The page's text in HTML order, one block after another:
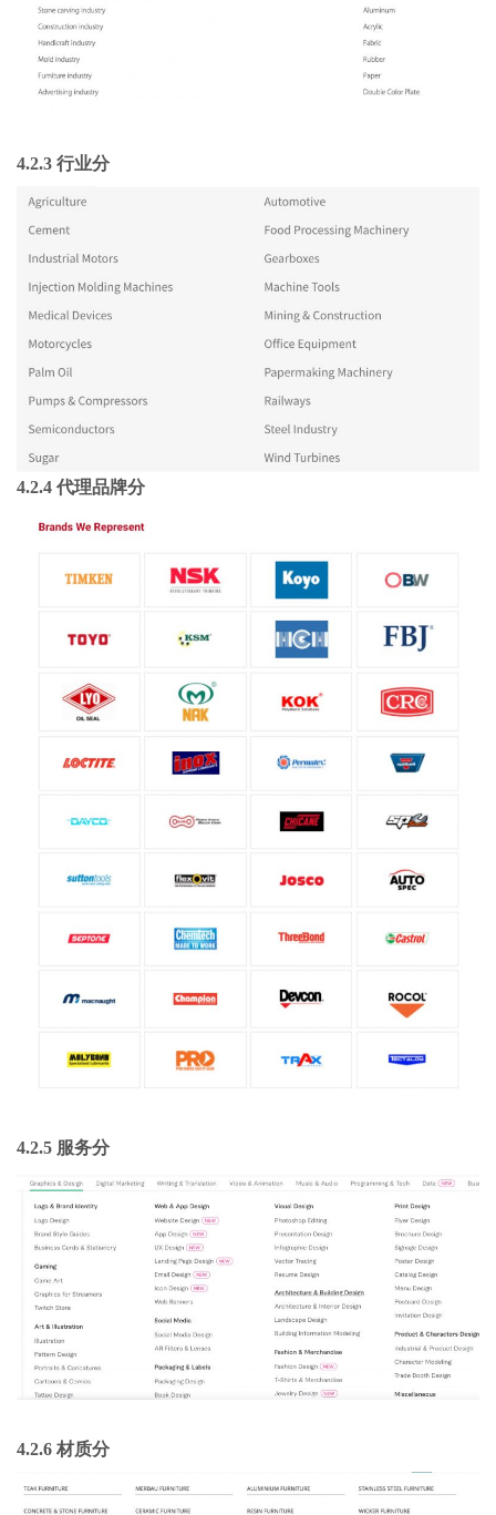
4.2.3 行业分
4.2.4 代理品牌分
4.2.5 服务分
4.2.6 材质分